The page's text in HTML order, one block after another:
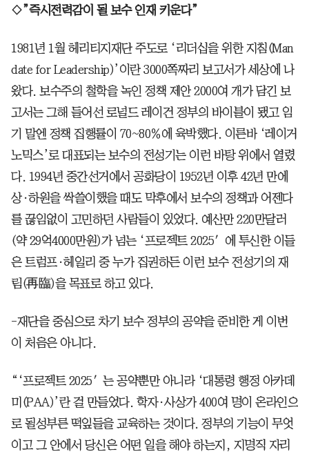
◇”즉시전력감이 될 보수 인재 키운다”
1981년 1월 헤리티지재단 주도로 ‘리더십을 위한 지침(Man
date for Leadership)’이란 3000쪽짜리 보고서가 세상에 나
왔다. 보수주의 철학을 녹인 정책 제안 2000여 개가 담긴 보
고서는 그해 들어선 로널드 레이건 정부의 바이블이 됐고 임
기 말엔 정책 집행률이 70~80％에 육박했다. 이른바 ‘레이거
노믹스’로 대표되는 보수의 전성기는 이런 바탕 위에서 열렸
다. 1994년 중간선거에서 공화당이 1952년 이후 42년 만에
상·하원을 싹쓸이했을 때도 막후에서 보수의 정책과 어젠다
를 끊임없이 고민하던 사람들이 있었다. 예산만 220만달러
(약 29억4000만원)가 넘는 ‘프로젝트 2025′에 투신한 이들
은 트럼프·헤일리 중 누가 집권하든 이런 보수 전성기의 재
림(再臨)을 목표로 하고 있다.
-재단을 중심으로 차기 보수 정부의 공약을 준비한 게 이번
이 처음은 아니다.
“‘프로젝트 2025′는 공약뿐만 아니라 ‘대통령 행정 아카데
미(PAA)’란 걸 만들었다. 학자·사상가 400여 명이 온라인으
로 될성부른 떡잎들을 교육하는 것이다. 정부의 기능이 무엇
이고 그 안에서 당신은 어떤 일을 해야 하는지, 지명직 자리